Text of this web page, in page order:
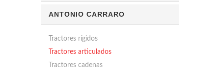
ANTONIO CARRARO
Tractores rígidos
Tractores articulados
Tractores cadenas